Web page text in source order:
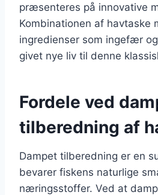
præsenteres på innovative
Kombinationen af havtaske
ingredienser som ingefær
givet nye liv til denne
Fordele ved
tilberedning af
Dampet tilberedning er en
bevarer fiskens naturlige
næringsstoffer. Ved at